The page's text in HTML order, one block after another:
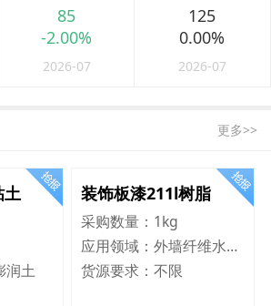
85
-2.00%
2026-07
125
0.00%
2026-07
更多>>
土
润土
装饰板漆211l树脂
采购数量： 1kg
应用领域：
外墙纤维水泥板
货源要求：不限